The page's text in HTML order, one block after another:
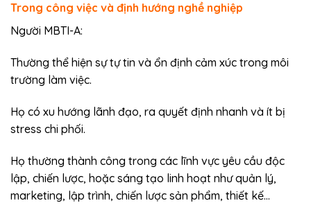
Trong công việc và định hướng nghề nghiệp
Người MBTI-A:
Thường thể hiện sự tự tin và ổn định cảm xúc trong môi
trường làm việc.
Họ có xu hướng lãnh đạo, ra quyết định nhanh và ít bị
stress chi phối.
Họ thường thành công trong các lĩnh vực yêu cầu độc
lập, chiến lược, hoặc sáng tạo linh hoạt như quản lý,
marketing, lập trình, chiến lược sản phẩm, thiết kế…